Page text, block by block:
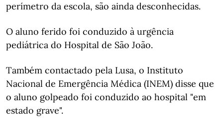
perímetro da escola, são ainda desconhecidas.
O aluno ferido foi conduzido à urgência
pediátrica do Hospital de São João.
Também contactado pela Lusa, o Instituto
Nacional de Emergência Médica (INEM) disse que
o aluno golpeado foi conduzido ao hospital "em
estado grave".